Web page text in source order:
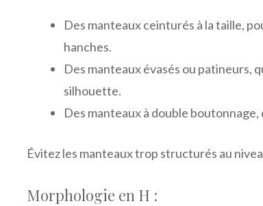
Des manteaux ceinturés à la taille,
hanches.
Des manteaux évasés ou patineurs,
silhouette.
Des manteaux à double
Évitez les manteaux trop structurés au
Morphologie en H :